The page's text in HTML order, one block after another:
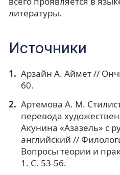
литературы.
Источники
Арзайн А. Аймет //
60.
Артемова А. М.
перевода
Акунина «Азазель» с
английский //
Вопросы теории и
1. C. 53-56.